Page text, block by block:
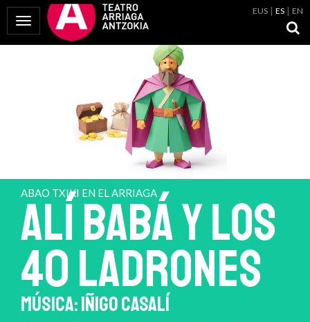
Mostrar Menú
EUS ES EN
ABAO TXIKI EN EL ARRIAGA
ALÍ BABÁ Y LOS
40 LADRONES
MÚSICA: IÑIGO CASALÍ